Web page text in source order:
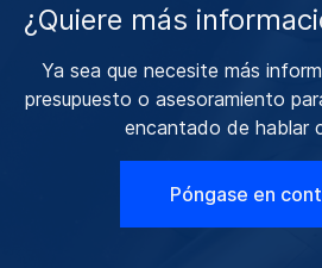
¿Quiere más
Ya sea que necesite más
presupuesto o asesoramiento
encantado de hablar
Póngase en